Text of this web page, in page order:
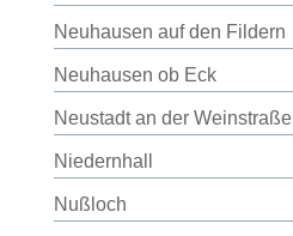
Neuhausen auf den Fildern
Neuhausen ob Eck
Neustadt an der Weinstraße
Niedernhall
Nußloch